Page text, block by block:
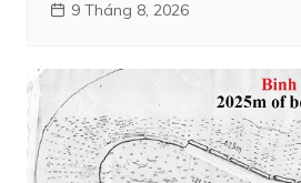
9 Tháng 8, 2026